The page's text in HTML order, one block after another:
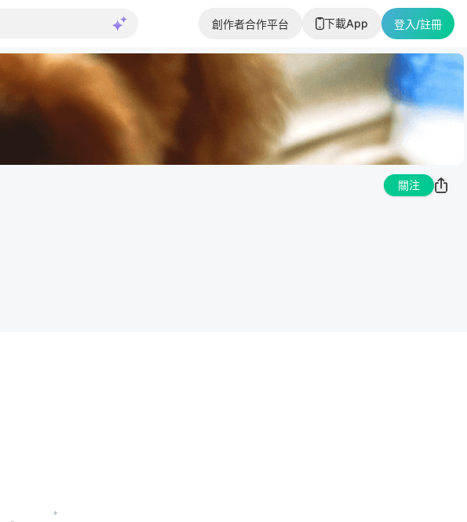
創作者合作平台 下載App 登入/註冊
關注